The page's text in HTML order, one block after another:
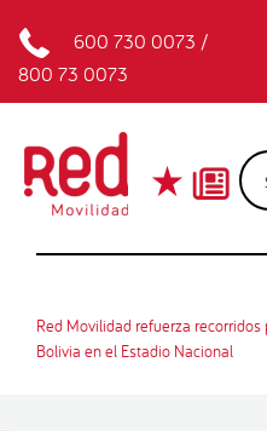
600 730 0073 /
800 73 0073
Red Movilidad refuerza
Bolivia en el Estadio Nacional